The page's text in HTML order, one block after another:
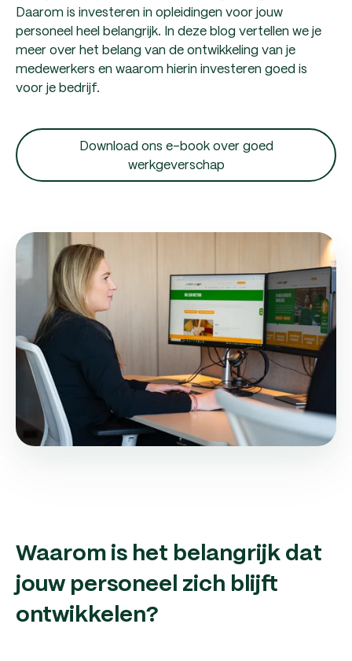
Daarom is investeren in opleidingen voor jouw
personeel heel belangrijk. In deze blog vertellen we je
meer over het belang van de ontwikkeling van je
medewerkers en waarom hierin investeren goed is
voor je bedrijf.
Download ons e-book over goed
werkgeverschap
Waarom is het belangrijk dat
jouw personeel zich blijft
ontwikkelen?